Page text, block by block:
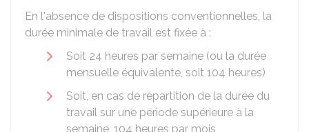
En l'absence de dispositions conventionnelles, la
durée minimale de travail est fixée à :
Soit 24 heures par semaine (ou la durée
mensuelle équivalente, soit 104 heures)
Soit, en cas de répartition de la durée du
travail sur une période supérieure à la
semaine, 104 heures par mois